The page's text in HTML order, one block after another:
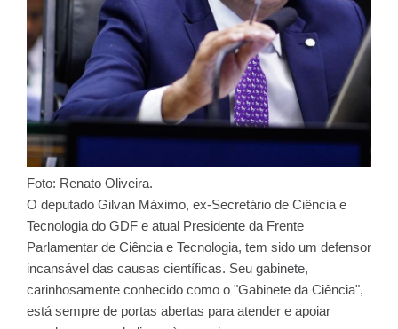
Foto: Renato Oliveira.
O deputado Gilvan Máximo, ex-Secretário de Ciência e
Tecnologia do GDF e atual Presidente da Frente
Parlamentar de Ciência e Tecnologia, tem sido um defensor
incansável das causas científicas. Seu gabinete,
carinhosamente conhecido como o "Gabinete da Ciência",
está sempre de portas abertas para atender e apoiar